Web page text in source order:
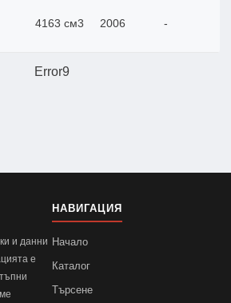
4163 см3 2006 -
Error9
и данни
е
НАВИГАЦИЯ
Начало
Каталог
Търсене